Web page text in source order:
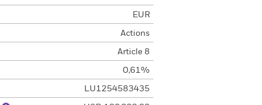
EUR
Actions
Article 8
0,61%
LU1254583435